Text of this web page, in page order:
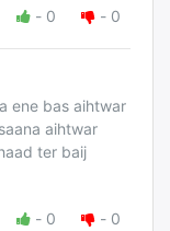
- 0 - 0
ene bas aihtwar
aihtwar
ter baij
- 0 - 0